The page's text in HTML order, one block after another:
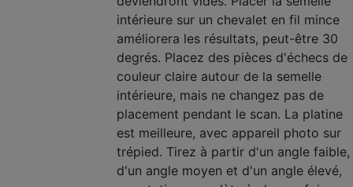
intérieure sur un chevalet en fil mince
améliorera les résultats, peut-être 30
degrés. Placez des pièces d'échecs de
couleur claire autour de la semelle
intérieure, mais ne changez pas de
placement pendant le scan. La platine
est meilleure, avec appareil photo sur
trépied. Tirez à partir d'un angle faible,
d'un angle moyen et d'un angle élevé,